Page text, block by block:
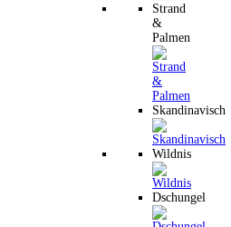
Strand
&
Palmen
Skandinavisch
Wildnis
Dschungel